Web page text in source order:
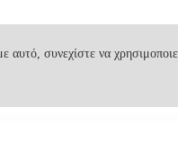
συνεχίστε να